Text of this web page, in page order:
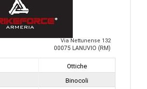
Via Nettunense 132
00075 LANUVIO (RM)
Ottiche
Binocoli